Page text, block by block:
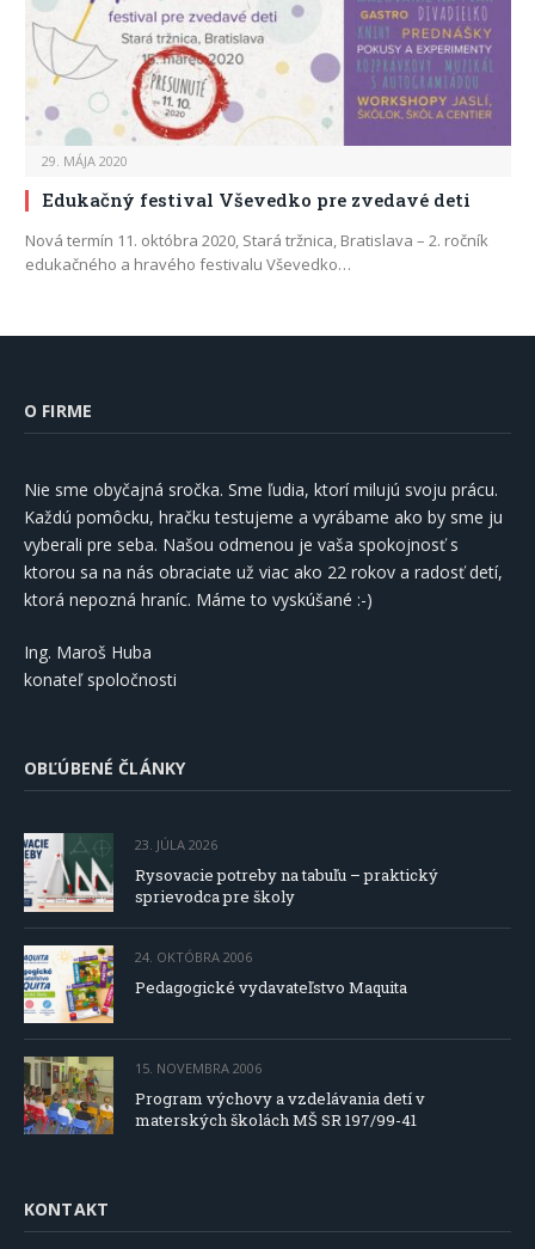
29. MÁJA 2020
Edukačný festival Vševedko pre zvedavé deti
Nová termín 11. októbra 2020, Stará tržnica, Bratislava – 2. ročník
edukačného a hravého festivalu Vševedko…
O FIRME
Nie sme obyčajná sročka. Sme ľudia, ktorí milujú svoju prácu.
Každú pomôcku, hračku testujeme a vyrábame ako by sme ju
vyberali pre seba. Našou odmenou je vaša spokojnosť s
ktorou sa na nás obraciate už viac ako 22 rokov a radosť detí,
ktorá nepozná hraníc. Máme to vyskúšané :-)
Ing. Maroš Huba
konateľ spoločnosti
OBĽÚBENÉ ČLÁNKY
23. JÚLA 2026
Rysovacie potreby na tabuľu – praktický
sprievodca pre školy
24. OKTÓBRA 2006
Pedagogické vydavateľstvo Maquita
15. NOVEMBRA 2006
Program výchovy a vzdelávania detí v
materských školách MŠ SR 197/99-41
KONTAKT